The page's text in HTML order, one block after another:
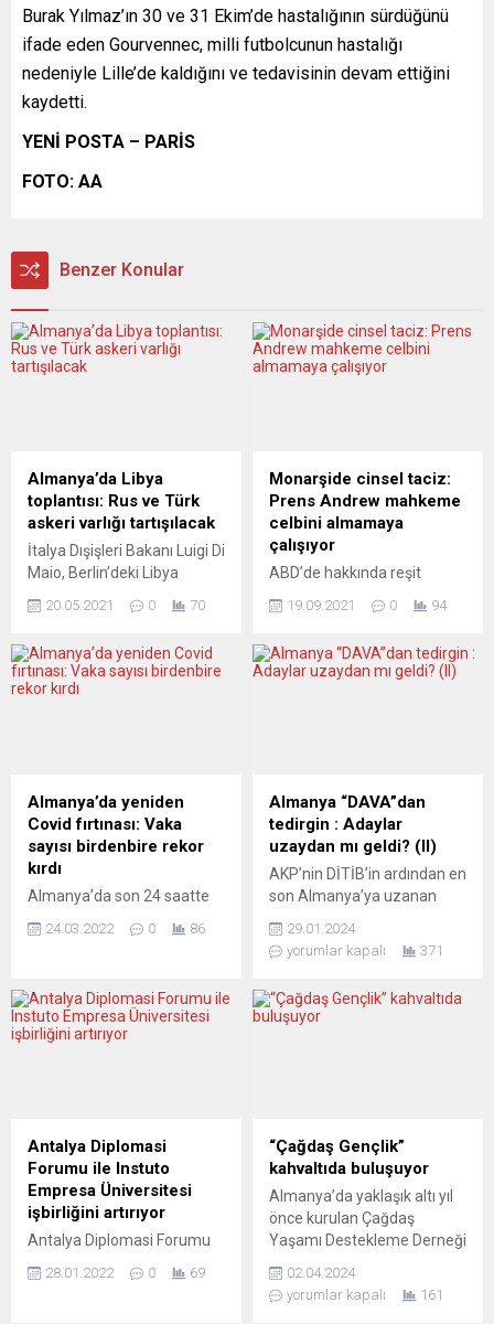
Burak Yılmaz’ın 30 ve 31 Ekim’de hastalığının sürdüğünü
ifade eden Gourvennec, milli futbolcunun hastalığı
nedeniyle Lille’de kaldığını ve tedavisinin devam ettiğini
kaydetti.
YENİ POSTA – PARİS
FOTO: AA
Benzer Konular
Almanya’da Libya
toplantısı: Rus ve Türk
askeri varlığı tartışılacak
İtalya Dışişleri Bakanı Luigi Di
Maio, Berlin’deki Libya
toplantının bakanlar
yapılacağını bildirdi. Luigi Di
Maio, İtalyan
değerlendirmelerde
bulundu. Libya ile ilgili
gelişmelere de değinen Di
Maio, 26 Mayıs’ta Bingazi
20.05.2021 0 70
Monarşide cinsel taciz:
Prens Andrew mahkeme
celbini almamaya
çalışıyor
ABD’de hakkında reşit
suçlamasıyla dava açılan
Elizabeth’in oğlu Prens
Andrew, yargılamayı
yaşındayken kendisine
cinsel saldırıda bulunduğu
iddiasıyla dava açan Virginia
Roberts Giuffre, mahkeme
celbini Prens’e ulaştırmada
sorun yaşıyor. Prens
Andrew’un eski...
19.09.2021 0 94
Almanya’da yeniden
Covid fırtınası: Vaka
sayısı birdenbire rekor
kırdı
Almanya’da son 24 saatte
ile Covid-19 salgınında en
Enstitüsünden yapılan
açıklamada, Almanya’da
koyulmasıyla salgının
başından bu yana en
yüksek...
24.03.2022 0 86
Almanya “DAVA”dan
tedirgin : Adaylar
uzaydan mı geldi? (II)
AKP’nin DİTİB’in ardından en
son Almanya’ya uzanan
Çeşitlilik ve Uyanış için
Demokratik İttifak (DAVA)
Parlamentosu seçimleri için
adaylarını görücüye
manşetlerden düşmüyor.
Avrupa’da siyasi nüfuz
sahibi olabilmek için
DAVA’yı Avrupa seçimleri
yarışına gönderdiği söylenen
“Reis”...
29.01.2024
yorumlar kapalı
371
Antalya Diplomasi
Forumu ile Instuto
Empresa Üniversitesi
işbirliğini artırıyor
Antalya Diplomasi Forumu
üniversitelerinden Instituto
28.01.2022 0 69
“Çağdaş Gençlik”
kahvaltıda buluşuyor
Almanya’da yaklaşık altı yıl
önce kurulan Çağdaş
Yaşamı Destekleme Derneği
BW) eğitim alanındaki
faaliyetlerine yeni yönetici
02.04.2024
yorumlar kapalı
161